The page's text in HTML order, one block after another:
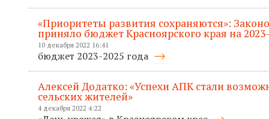
«Приоритеты развития сохраняются»:
приняло бюджет Красноярского края на
10 декабря 2022 16:41
бюджет 2023-2025 года
Алексей Додатко: «Успехи АПК стали
сельских жителей»
4 декабря 2022 4:22